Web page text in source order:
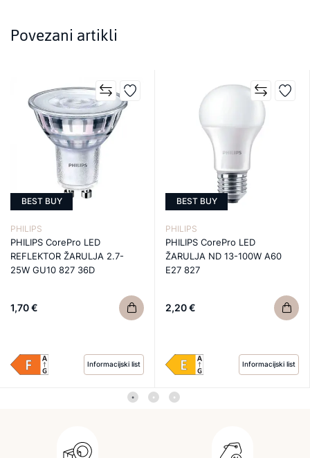
Povezani artikli
BEST BUY
PHILIPS
PHILIPS CorePro LED
REFLEKTOR ŽARULJA 2.7-
25W GU10 827 36D
1,70 €
Informacijski list
BEST BUY
PHILIPS
PHILIPS CorePro LED
ŽARULJA ND 13-100W A60
E27 827
2,20 €
Informacijski list